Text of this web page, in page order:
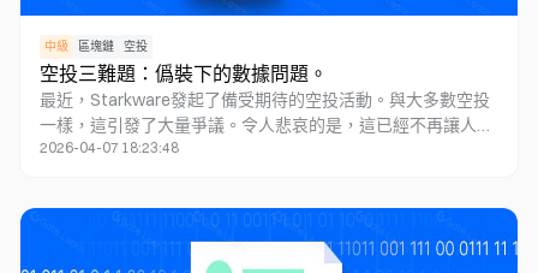
中級 區塊鏈 空投
空投三難題：僞裝下的數據問題。
最近，Starkware發起了備受期待的空投活動。與大多數空投
一樣，這引發了大量爭議。令人悲哀的是，這已經不再讓人感
到意外了。
2026-04-07 18:23:48